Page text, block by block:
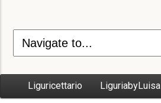
Liguricettario LiguriabyLuisa